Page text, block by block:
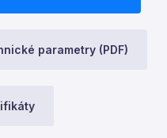
parametry (PDF)